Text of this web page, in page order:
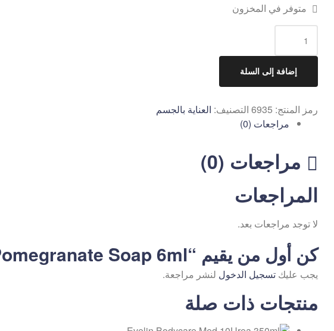
متوفر في المخزون
إضافة إلى السلة
رمز المنتج: 6935 التصنيف: العناية بالجسم
مراجعات (0)
مراجعات (0)
المراجعات
لا توجد مراجعات بعد.
كن أول من يقيم “Musk Al-Tahara Pomegranate Soap 6ml”
يجب عليك تسجيل الدخول لنشر مراجعة.
منتجات ذات صلة